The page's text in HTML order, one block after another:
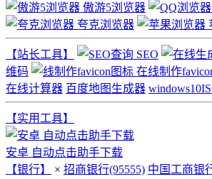
傲游5浏览器
夸克浏览器
【站长工具】 SEO
维码
在线制作
在线计算器 百度地图生成器
【实用工具】
安卓 自动点击助手下载
【银行】
× 招商银行(95555) 中国工商银